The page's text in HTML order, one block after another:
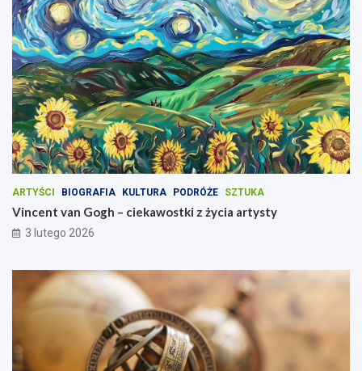
ARTYŚCI BIOGRAFIA KULTURA PODRÓŻE SZTUKA
Vincent van Gogh – ciekawostki z życia artysty
3 lutego 2026